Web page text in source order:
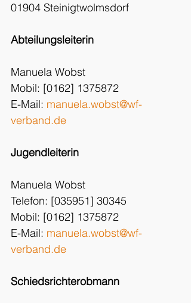
01904 Steinigtwolmsdorf
Abteilungsleiterin
Manuela Wobst
Mobil: [0162] 1375872
E-Mail: manuela.wobst@wf-
verband.de
Jugendleiterin
Manuela Wobst
Telefon: [035951] 30345
Mobil: [0162] 1375872
E-Mail: manuela.wobst@wf-
verband.de
Schiedsrichterobmann